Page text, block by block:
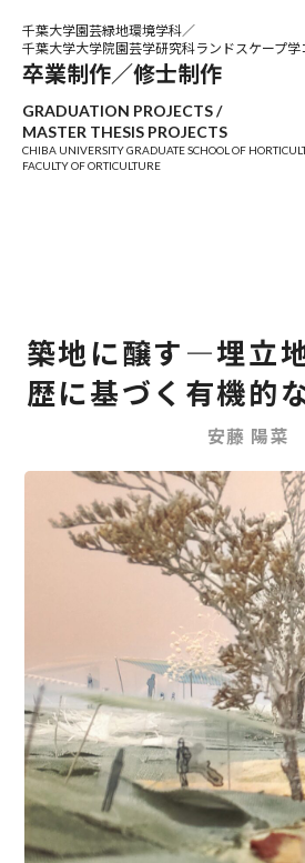
千葉大学園芸緑地環境学科／
千葉大学大学院園芸学研究科ランドスケープ学
卒業制作／修士制作
GRADUATION PROJECTS /
MASTER THESIS PROJECTS
CHIBA UNIVERSITY GRADUATE SCHOOL OF
FACULTY OF ORTICULTURE
築地に醸す―埋立
歴に基づく有機的
安藤 陽菜